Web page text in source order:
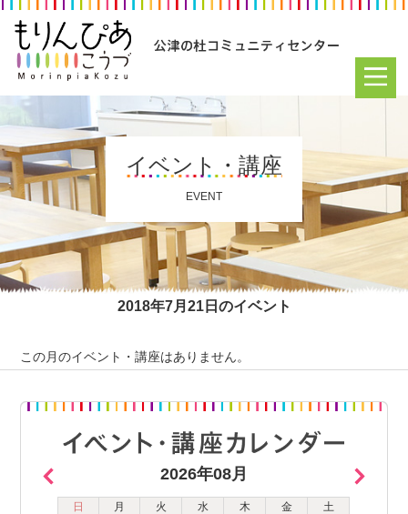
イベント・講座
EVENT
2018年7月21日のイベント
この月のイベント・講座はありません。
2026年08月
日 月 火 水 木 金
土